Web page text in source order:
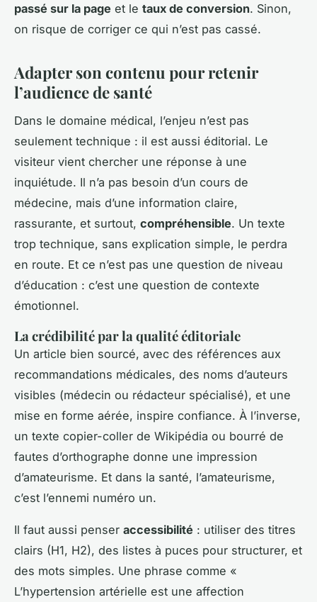
passé sur la page et le taux de conversion. Sinon,
on risque de corriger ce qui n’est pas cassé.
Adapter son contenu pour retenir
l’audience de santé
Dans le domaine médical, l’enjeu n’est pas
seulement technique : il est aussi éditorial. Le
visiteur vient chercher une réponse à une
inquiétude. Il n’a pas besoin d’un cours de
médecine, mais d’une information claire,
rassurante, et surtout, compréhensible. Un texte
trop technique, sans explication simple, le perdra
en route. Et ce n’est pas une question de niveau
d’éducation : c’est une question de contexte
émotionnel.
La crédibilité par la qualité éditoriale
Un article bien sourcé, avec des références aux
recommandations médicales, des noms d’auteurs
visibles (médecin ou rédacteur spécialisé), et une
mise en forme aérée, inspire confiance. À l’inverse,
un texte copier-coller de Wikipédia ou bourré de
fautes d’orthographe donne une impression
d’amateurisme. Et dans la santé, l’amateurisme,
c’est l’ennemi numéro un.
Il faut aussi penser accessibilité : utiliser des titres
clairs (H1, H2), des listes à puces pour structurer, et
des mots simples. Une phrase comme «
L’hypertension artérielle est une affection